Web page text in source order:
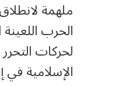
ملهمة
لحركات
الإسلامية في